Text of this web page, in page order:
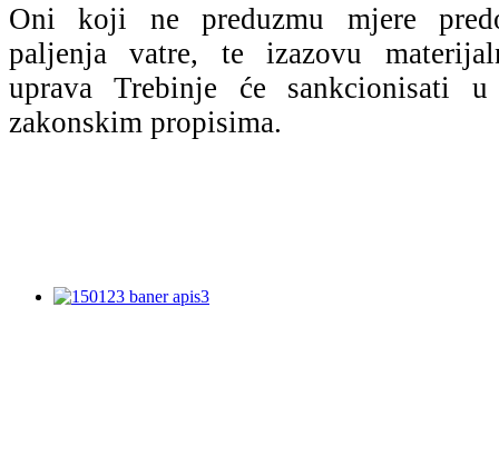
Oni koji ne preduzmu mjere
paljenja vatre, te izazovu
uprava Trebinje će sankcionisati
zakonskim propisima.